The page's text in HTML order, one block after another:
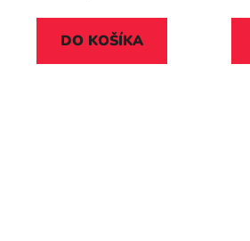
DO KOŠÍKA